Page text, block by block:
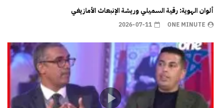
ألوان الهوية: رقية السميلي وريشة الإنبعاث الأمازيغي
ONE MINUTE
2026-07-11